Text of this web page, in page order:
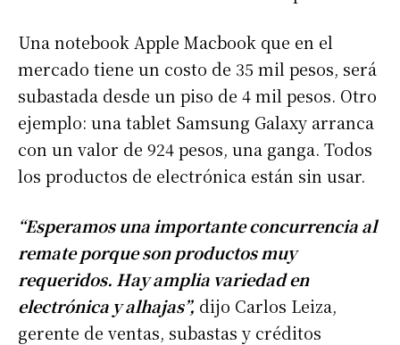
Una notebook Apple Macbook que en el
mercado tiene un costo de 35 mil pesos, será
subastada desde un piso de 4 mil pesos. Otro
ejemplo: una tablet Samsung Galaxy arranca
con un valor de 924 pesos, una ganga. Todos
los productos de electrónica están sin usar.
“Esperamos una importante concurrencia al
remate porque son productos muy
requeridos. Hay amplia variedad en
electrónica y alhajas”, dijo Carlos Leiza,
gerente de ventas, subastas y créditos